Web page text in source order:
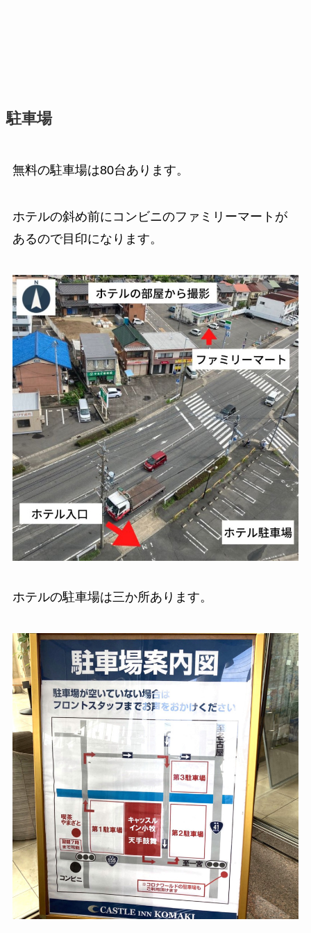
駐車場
無料の駐車場は80台あります。
ホテルの斜め前にコンビニのファミリーマートが
あるので目印になります。
ホテルの駐車場は三か所あります。